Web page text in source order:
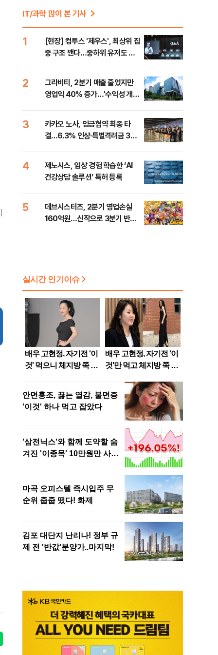
IT/과학 많이 본 기사
1
[현장] 컴투스 '제우스', 최상위 집
중 구조 깬다…중하위 유저도 품
2
그라비티, 2분기 매출 줄었지만
영업익 40% 증가…'수익성 개
3
카카오 노사, 임금협약 최종 타
결…6.3% 인상·특별격려금 300
4
제노시스, 임상 경험 학습한 ‘AI
건강상담 솔루션’ 특허 등록
5
데브시스터즈, 2분기 영업손실
160억원…신작으로 3분기 반등